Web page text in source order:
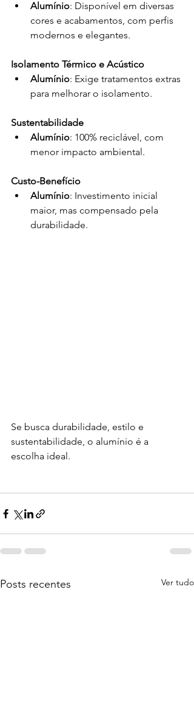
Alumínio: Disponível em diversas
cores e acabamentos, com perfis
modernos e elegantes.
Isolamento Térmico e Acústico
Alumínio: Exige tratamentos extras
para melhorar o isolamento.
Sustentabilidade
Alumínio: 100% reciclável, com
menor impacto ambiental.
Custo-Benefício
Alumínio: Investimento inicial
maior, mas compensado pela
durabilidade.
Se busca durabilidade, estilo e
sustentabilidade, o alumínio é a
escolha ideal.
Posts recentes Ver tudo